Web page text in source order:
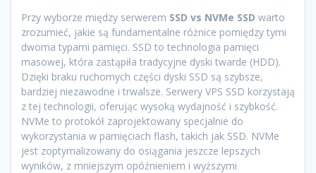
Przy wyborze między serwerem SSD vs NVMe SSD warto
zrozumieć, jakie są fundamentalne różnice pomiędzy tymi
dwoma typami pamięci. SSD to technologia pamięci
masowej, która zastąpiła tradycyjne dyski twarde (HDD).
Dzięki braku ruchomych części dyski SSD są szybsze,
bardziej niezawodne i trwalsze. Serwery VPS SSD korzystają
z tej technologii, oferując wysoką wydajność i szybkość.
NVMe to protokół zaprojektowany specjalnie do
wykorzystania w pamięciach flash, takich jak SSD. NVMe
jest zoptymalizowany do osiągania jeszcze lepszych
wyników, z mniejszym opóźnieniem i wyższymi